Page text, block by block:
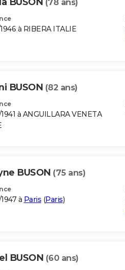
(78 ans)
à RIBERA ITALIE
BUSON (82 ans)
à ANGUILLARA VENETA
BUSON (75 ans)
à Paris (Paris)
BUSON (60 ans)